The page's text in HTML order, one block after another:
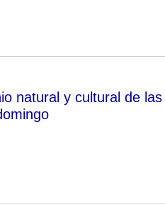
natural y cultural de